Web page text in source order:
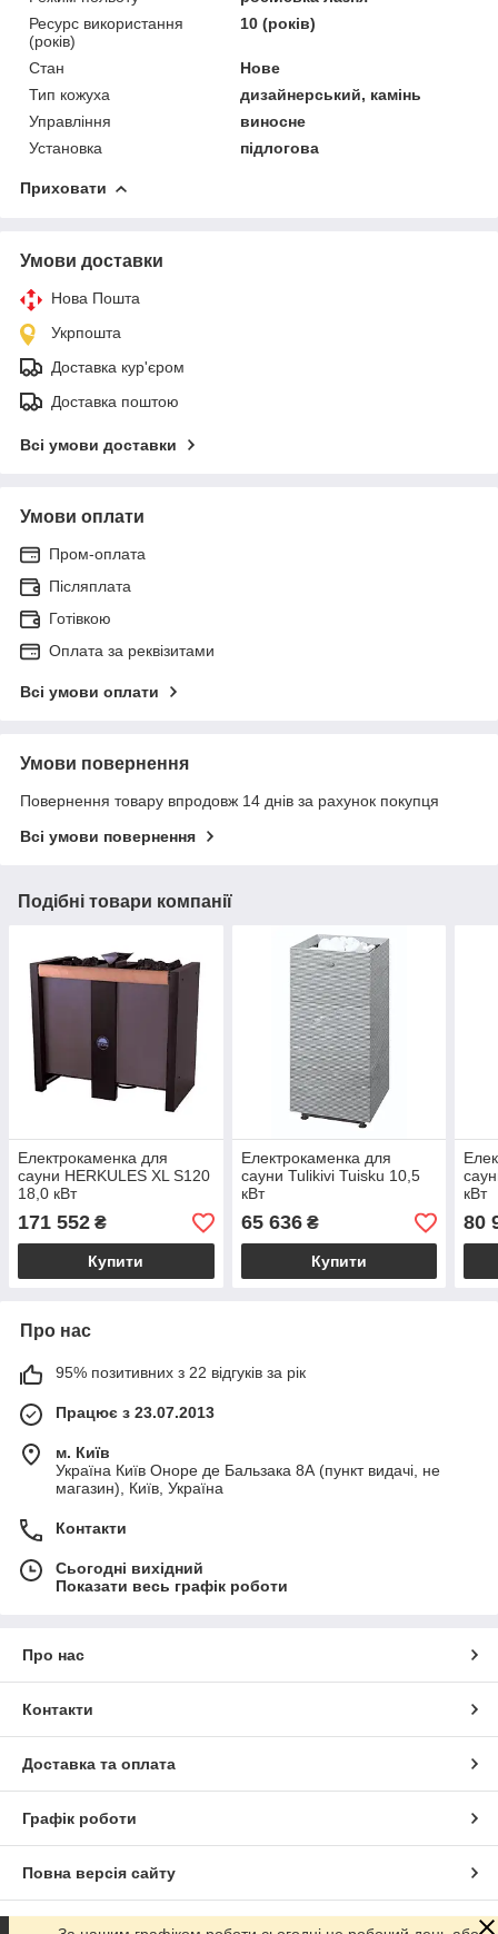
Ресурс використання
(років)
10 (років)
Стан
Нове
Тип кожуха
дизайнерський, камінь
Управління
виносне
Установка
підлогова
Приховати
Умови доставки
Нова Пошта
Укрпошта
Доставка кур'єром
Доставка поштою
Всі умови доставки
Умови оплати
Пром-оплата
Післяплата
Готівкою
Оплата за реквізитами
Всі умови оплати
Умови повернення
Повернення товару впродовж 14 днів за рахунок покупця
Всі умови повернення
Подібні товари компанії
Електрокаменка для
сауни HERKULES XL S120
18,0 кВт
171 552 ₴
Купити
Електрокаменка для
сауни Tulikivi Tuisku 10,5
кВт
65 636₴
Купити
кВт
80
Про нас
95% позитивних з 22 відгуків за рік
Працює з 23.07.2013
м. Київ
Україна Київ Оноре де Бальзака 8А (пункт видачі, не
магазин), Київ, Україна
Контакти
Сьогодні вихідний
Показати весь графік роботи
Про нас
Контакти
Доставка та оплата
Графік роботи
Повна версія сайту
Сайт створено на маркетплейсі Prom.ua